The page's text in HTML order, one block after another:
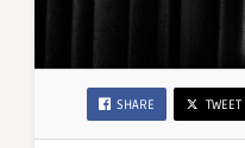
SHARE TWEET